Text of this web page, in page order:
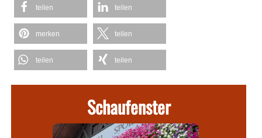
teilen teilen
merken teilen
teilen teilen
Schaufenster